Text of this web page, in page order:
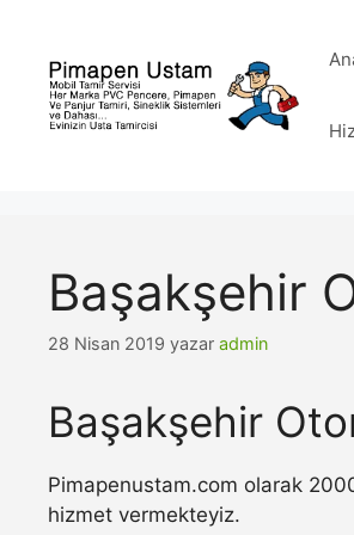
Başakşehir
28 Nisan 2019 yazar admin
Başakşehir
Pimapenustam.com olarak
hizmet vermekteyiz.